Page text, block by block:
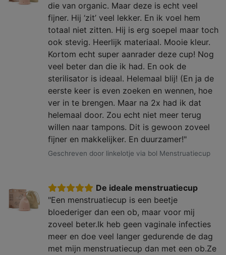
die van organic. Maar deze is echt veel
fijner. Hij ‘zit’ veel lekker. En ik voel hem
totaal niet zitten. Hij is erg soepel maar toch
ook stevig. Heerlijk materiaal. Mooie kleur.
Kortom echt super aanrader deze cup! Nog
veel beter dan die ik had. En ook de
sterilisator is ideaal. Helemaal blij! (En ja de
eerste keer is even zoeken en wennen, hoe
ver in te brengen. Maar na 2x had ik dat
helemaal door. Zou echt niet meer terug
willen naar tampons. Dit is gewoon zoveel
fijner en makkelijker. En duurzamer!"
Geschreven door linkelotje via bol Menstruatiecup
De ideale menstruatiecup
"Een menstruatiecup is een beetje
bloederiger dan een ob, maar voor mij
zoveel beter.Ik heb geen vaginale infecties
meer en doe veel langer gedurende de dag
met mijn menstruatiecup dan met een ob.Ze